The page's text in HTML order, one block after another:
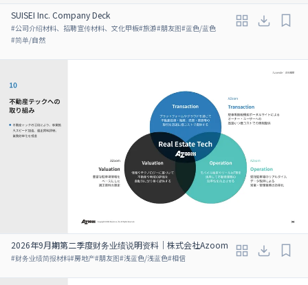
SUISEI Inc. Company Deck
#公司介绍材料、招聘宣传材料、文化甲板#旅游#朋友图#蓝色/蓝色
#简单/自然
2026年9月期第二季度财务业绩说明资料｜株式会社Azoom
#财务业绩简报材料#房地产#朋友图#浅蓝色/浅蓝色#相信